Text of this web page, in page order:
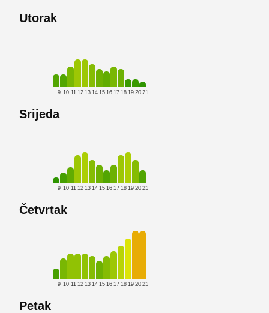
Utorak
9 10 11 12 13 14 15 16 17 18 19 20 21
Srijeda
9 10 11 12 13 14 15 16 17 18 19 20 21
Četvrtak
9 10 11 12 13 14 15 16 17 18 19 20 21
Petak